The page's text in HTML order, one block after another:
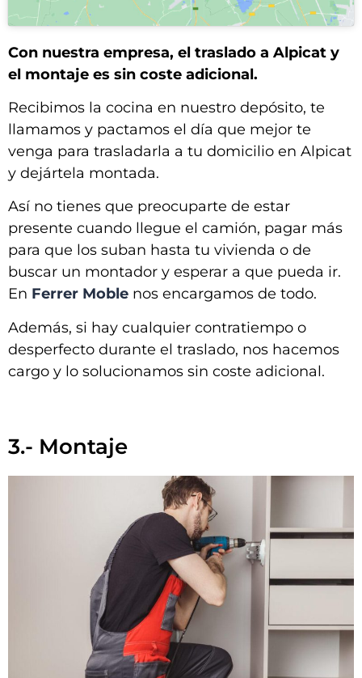
Con nuestra empresa, el traslado a Alpicat y
el montaje es sin coste adicional.
Recibimos la cocina en nuestro depósito, te
llamamos y pactamos el día que mejor te
venga para trasladarla a tu domicilio en Alpicat
y dejártela montada.
Así no tienes que preocuparte de estar
presente cuando llegue el camión, pagar más
para que los suban hasta tu vivienda o de
buscar un montador y esperar a que pueda ir.
En Ferrer Moble nos encargamos de todo.
Además, si hay cualquier contratiempo o
desperfecto durante el traslado, nos hacemos
cargo y lo solucionamos sin coste adicional.
3.- Montaje